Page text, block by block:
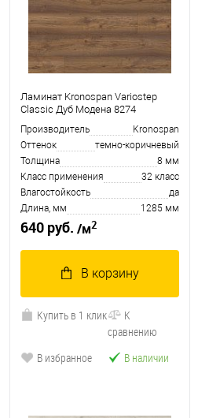
Ламинат Kronospan Variostep
Classic Дуб Модена 8274
Производитель
Kronospan
Оттенок
темно-коричневый
Толщина
8 мм
Класс применения
32 класс
Влагостойкость
да
Длина, мм
1285 мм
640 руб. /м2
В корзину
Купить в 1 клик
К
сравнению
В избранное
В наличии